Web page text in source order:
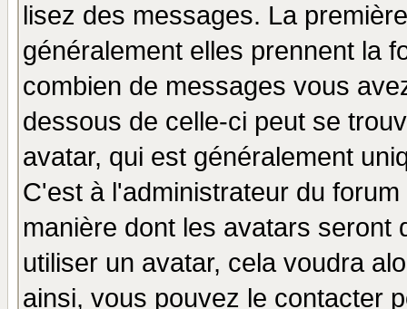
lisez des messages. La
généralement elles prennent la
combien de messages vous
dessous de celle-ci peut se
avatar, qui est généralement
C'est à l'administrateur du
manière dont les avatars seront
utiliser un avatar, cela voudra
ainsi, vous pouvez le contacter